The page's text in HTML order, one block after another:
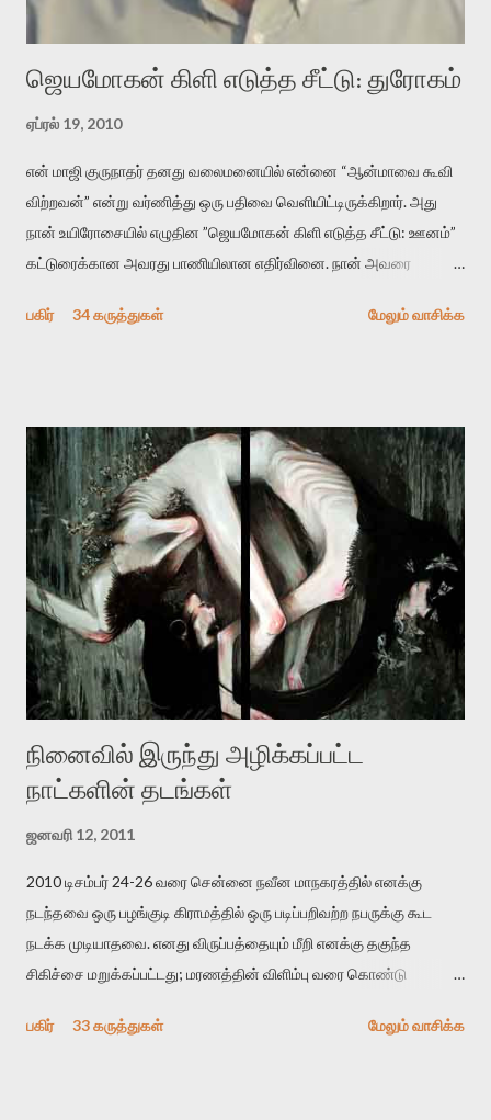
முதலில் கருவியை பழகுவோம். அன்றாட மொழியில் ஒன்று ம...
ஜெயமோகன் கிளி எடுத்த சீட்டு: துரோகம்
ஏப்ரல் 19, 2010
என் மாஜி குருநாதர் தனது வலைமனையில் என்னை “ஆன்மாவை கூவி
விற்றவன்” என்று வர்ணித்து ஒரு பதிவை வெளியிட்டிருக்கிறார். அது
நான் உயிரோசையில் எழுதின ”ஜெயமோகன் கிளி எடுத்த சீட்டு: ஊனம்”
கட்டுரைக்கான அவரது பாணியிலான எதிர்வினை. நான் அவரை
பதிவை படித்த நண்பர்கள் பலரும் அவருக்காக இரக்கப்பட்டார்கள்.
தனது இணையதளத்திலே தொடர்ந்து பதிவு செய்கிறார். உயிர்மை
இன்னும் சில வருடங்களுக்கு தனக்கு எதிராக எழுத்தாளர்களை ஏவி
விட்டபடி இருக்கும் என்று ஒரு அச்சத்தை வெளிப்படுத்தியபடி
இருக்கிறார். அவர் கடுமையான பாதுகாப்பின்மை மனநிலையில் உள்ளார்.
உயிர்மை அவரை தாக்க உத்தேசித்தாலும் இல்லை என்றாலும்
ஜெயமோகன் அந்த பிரமையால் தொடர்ந்து அச்சுறுத்தலுக்கு உள்ளாகி
உள்ளார். உங்களை பற்றின இந்த தாக்குதல் கூட இதன் வெளிப்பாடு தான்”.
உண்மையே! ராக்கி படத்தில் குத்துச்சண்டை வீரராக வரும் சில்வெஸ்டர்
ஓரிடத்தில் சொல்வார்: ...
பகிர் 34 கருத்துகள் மேலும் வாசிக்க
நினைவில் இருந்து அழிக்கப்பட்ட
நாட்களின் தடங்கள்
ஜனவரி 12, 2011
2010 டிசம்பர் 24-26 வரை சென்னை நவீன மாநகரத்தில் எனக்கு
நடந்தவை ஒரு பழங்குடி கிராமத்தில் ஒரு படிப்பறிவற்ற நபருக்கு கூட
நடக்க முடியாதவை. எனது விருப்பத்தையும் மீறி எனக்கு தகுந்த
சிகிச்சை மறுக்கப்பட்டது; மரணத்தின் விளிம்பு வரை கொண்டு
பகிர்
33 கருத்துகள் மேலும் வாசிக்க